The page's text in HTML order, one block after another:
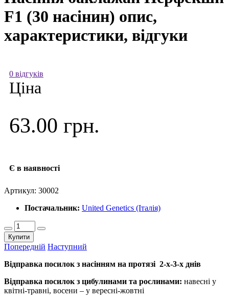
F1 (30 насінин) опис,
характеристики, відгуки
0 відгуків
Ціна
63.00 грн.
Є в наявності
Артикул: 30002
Постачальник: United Genetics (Італія)
Купити
Попередній Наступний
Відправка посилок з насінням на протязі 2-х-3-х днів
Відправка посилок з цибулинами та рослинами: навесні у
квітні-травні, восени – у вересні-жовтні